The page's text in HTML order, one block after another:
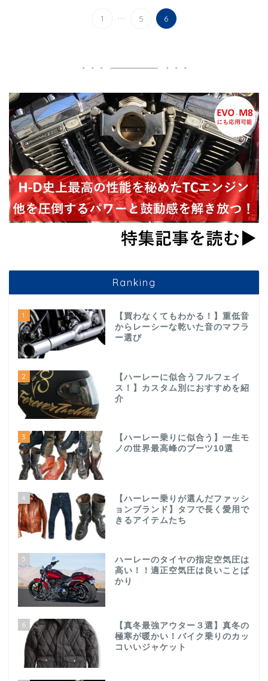
1 ... 5 6
Ranking
1
【買わなくてもわかる！】重低音
からレーシーな乾いた音のマフラ
ー選び
2
【ハーレーに似合うフルフェイ
ス！】カスタム別におすすめを紹
介
3
【ハーレー乗りに似合う】一生モ
ノの世界最高峰のブーツ10選
4
【ハーレー乗りが選んだファッシ
ョンブランド】タフで長く愛用で
きるアイテムたち
5
ハーレーのタイヤの指定空気圧は
高い！！適正空気圧は良いことば
かり
6
【真冬最強アウター３選】真冬の
極寒が暖かい！バイク乗りのカッ
コいいジャケット